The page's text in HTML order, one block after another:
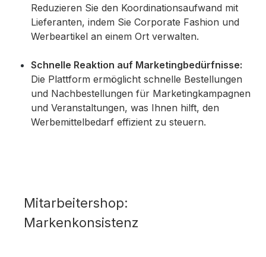
Reduzieren Sie den Koordinationsaufwand mit
Lieferanten, indem Sie Corporate Fashion und
Werbeartikel an einem Ort verwalten.
Schnelle Reaktion auf Marketingbedürfnisse:
Die Plattform ermöglicht schnelle Bestellungen
und Nachbestellungen für Marketingkampagnen
und Veranstaltungen, was Ihnen hilft, den
Werbemittelbedarf effizient zu steuern.
Mitarbeitershop:
Markenkonsistenz